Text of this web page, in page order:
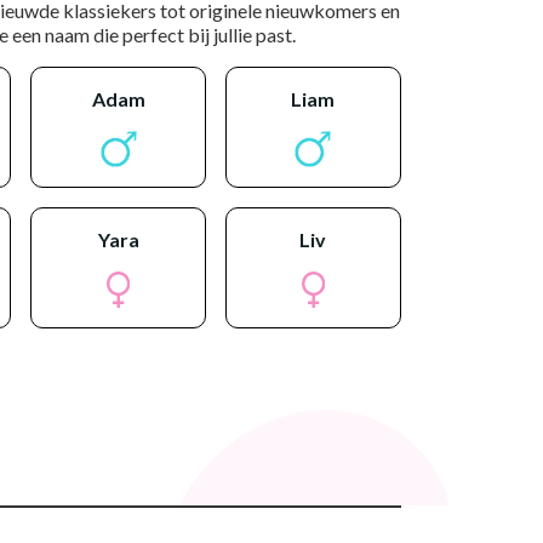
klassiekers tot originele nieuwkomers en
naam die perfect bij jullie past.
adam liam
yara liv